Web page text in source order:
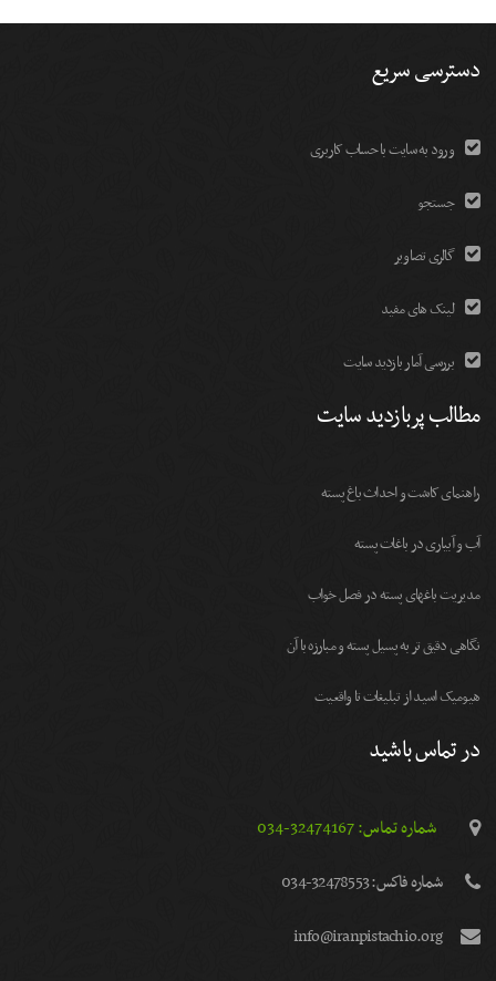
دسترسی سریع
ورود به سایت با حساب کاربری
جستجو
گالری تصاویر
لینک های مفید
بررسی آمار بازدید سایت
مطالب پربازدید سایت
راهنمای کاشت و احداث باغ پسته
آب و آبیاری در باغات پسته
مديريت باغهای پسته در فصل خواب
نگاهی دقیق تر به پسیل پسته و مبارزه با آن
هیومیک اسید از تبلیغات تا واقعیت
در تماس باشید
شماره تماس: 32474167-034
شماره فاكس: 32478553-034
info@iranpistachio.org